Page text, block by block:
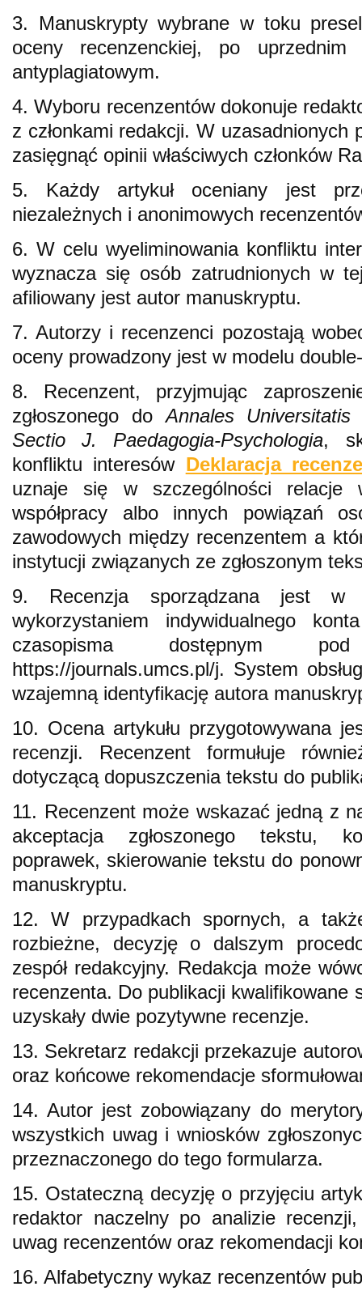
3. Manuskrypty wybrane w toku
oceny recenzenckiej, po
antyplagiatowym.
4. Wyboru recenzentów dokonuje
z członkami redakcji. W uzasadnionych
zasięgnąć opinii właściwych członków
5. Każdy artykuł oceniany jest
niezależnych i anonimowych
6. W celu wyeliminowania konfliktu
wyznacza się osób zatrudnionych w
afiliowany jest autor manuskryptu.
7. Autorzy i recenzenci pozostają
oceny prowadzony jest w modelu
8. Recenzent, przyjmując
zgłoszonego doAnnales Universitatis
Sectio J. Paedagogia-Psychologia,
konfliktu interesów Deklaracja
uznaje się w szczególności relacje
współpracy albo innych powiązań
zawodowych między recenzentem a
instytucji związanych ze zgłoszonym
9. Recenzja sporządzana jest w
wykorzystaniem indywidualnego
czasopisma dostępnym
https://journals.umcs.pl/j. System
wzajemną identyfikację autora
10. Ocena artykułu przygotowywana
recenzji. Recenzent formułuje
dotyczącą dopuszczenia tekstu do
11. Recenzent może wskazać jedną z
akceptacja zgłoszonego tekstu,
poprawek, skierowanie tekstu do
manuskryptu.
12. W przypadkach spornych, a
rozbieżne, decyzję o dalszym
zespół redakcyjny. Redakcja może
recenzenta. Do publikacji kwalifikowane
uzyskały dwie pozytywne recenzje.
13. Sekretarz redakcji przekazuje
oraz końcowe rekomendacje
14. Autor jest zobowiązany do
wszystkich uwag i wniosków
przeznaczonego do tego formularza.
15. Ostateczną decyzję o przyjęciu
redaktor naczelny po analizie
uwag recenzentów oraz rekomendacji
16. Alfabetyczny wykaz recenzentów